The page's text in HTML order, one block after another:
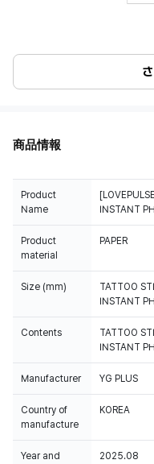
商品情報
Product
Name
INSTANT
Product
material
PAPER
Size (mm)
TATTOO
INSTANT
Contents
TATTOO
INSTANT
Manufacturer YG PLUS
Country of
manufacture
KOREA
Year and
2025.08